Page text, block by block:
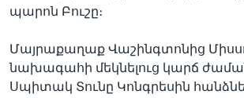
պարոն Բուշը։
Մայրաքաղաք Վաշինգտոնից
նախագահի մեկնելուց կարճ
Սպիտակ Տունը Կոնգրեսին